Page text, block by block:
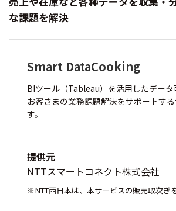
な課題を解決
Smart DataCooking
BIツール（Tableau）を活用したデータ
お客さまの業務課題解決をサポートす
す。
提供元
NTTスマートコネクト株式会社
NTT西日本は、本サービスの販売取次ぎ